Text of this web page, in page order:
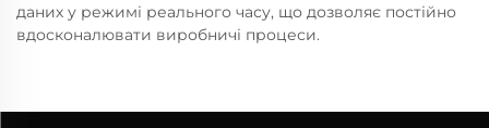
даних у режимі реального часу, що дозволяє постійно
вдосконалювати виробничі процеси.